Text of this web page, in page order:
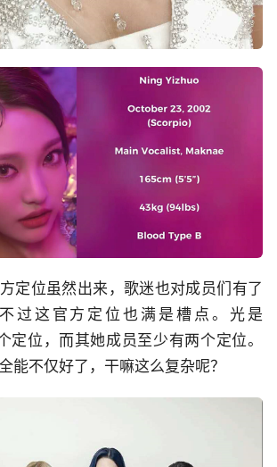
定位虽然出来，歌迷也对成员们有了
过这官方定位也满是槽点。光是
定位，而其她成员至少有两个定位。
能不仅好了，干嘛这么复杂呢？